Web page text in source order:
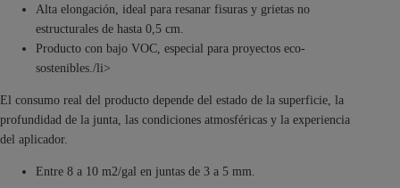
Alta elongación, ideal para resanar fisuras y grietas no
estructurales de hasta 0,5 cm.
Producto con bajo VOC, especial para proyectos eco-
sostenibles./li>
El consumo real del producto depende del estado de la superficie, la
profundidad de la junta, las condiciones atmosféricas y la experiencia
del aplicador.
Entre 8 a 10 m2/gal en juntas de 3 a 5 mm.